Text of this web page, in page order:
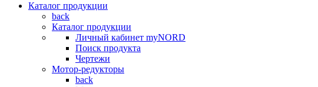
Каталог продукции
back
Каталог продукции
Личный кабинет myNORD
Поиск продукта
Чертежи
Мотор-редукторы
back